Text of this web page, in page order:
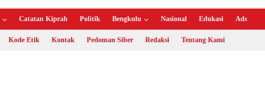
Catatan Kiprah Politik Bengkulu Nasional Edukasi Ads
Kode Etik Kontak Pedoman Siber Redaksi Tentang Kami